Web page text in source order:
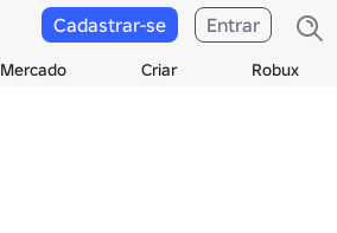
Mercado Criar Robux
Cadastrar-se Entrar